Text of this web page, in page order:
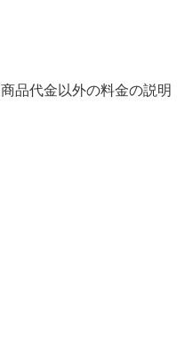
商品代金以外の料金の説明